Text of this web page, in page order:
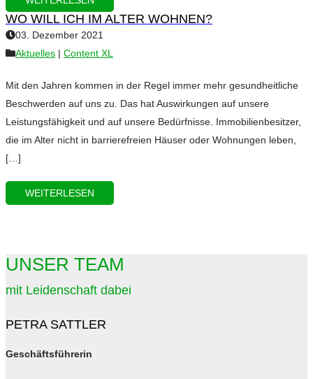
WO WILL ICH IM ALTER WOHNEN?
03. Dezember 2021
Aktuelles | Content XL
Mit den Jahren kommen in der Regel immer mehr gesundheitliche
Beschwerden auf uns zu. Das hat Auswirkungen auf unsere
Leistungsfähigkeit und auf unsere Bedürfnisse. Immobilienbesitzer,
die im Alter nicht in barrierefreien Häuser oder Wohnungen leben,
[…]
WEITERLESEN
UNSER TEAM
mit Leidenschaft dabei
PETRA SATTLER
Geschäftsführerin